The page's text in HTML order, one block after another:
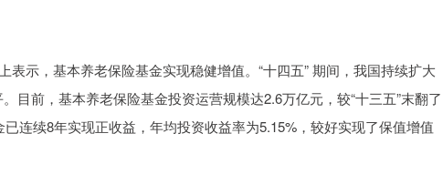
示，基本养老保险基金实现稳健增值。“十四五” 期间，我国持续扩大
目前，基本养老保险基金投资运营规模达2.6万亿元，较“十三五”末翻了
连续8年实现正收益，年均投资收益率为5.15%，较好实现了保值增值